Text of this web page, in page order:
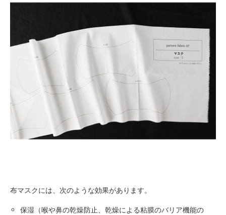
布マスクには、次のような効果があります。
保湿（喉や鼻の乾燥防止、乾燥による粘膜のバリア機能の